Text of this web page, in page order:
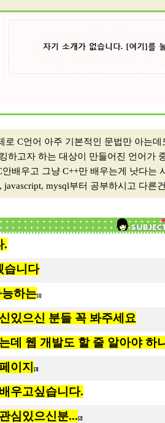
로 C언어 아주 기본적인 문법만 아는
하고자 하는 대상이 만들어진 언어가
안배우고 그냥 C++만 배우는게 낫다는
javascript, mysql부터 공부하시고 다
.
습니다
하는[1]
있으신 분들 꼭 봐주세요
데 웹 개발도 할 줄 알아야 하
이지 [3]
우고싶습니다.
심있으신분... [2]